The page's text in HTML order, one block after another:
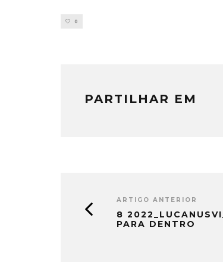
0
PARTILHAR EM
ARTIGO ANTERIOR
8
PARA DENTRO